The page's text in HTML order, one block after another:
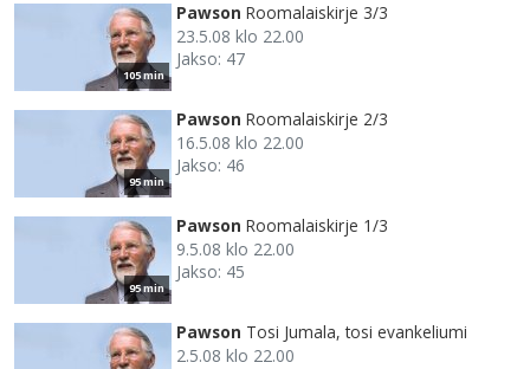
105 min
Pawson Roomalaiskirje 3/3
23.5.08 klo 22.00
Jakso: 47
95 min
Pawson Roomalaiskirje 2/3
16.5.08 klo 22.00
Jakso: 46
95 min
Pawson Roomalaiskirje 1/3
9.5.08 klo 22.00
Jakso: 45
Pawson Tosi Jumala, tosi evankeliumi
2.5.08 klo 22.00